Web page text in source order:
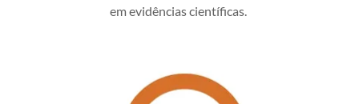
em evidências científicas.